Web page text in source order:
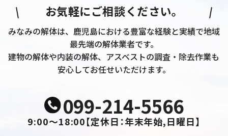
お気軽にご相談ください。
みなみの解体は、鹿児島における豊富な経験と実績で地域
最先端の解体業者です。
建物の解体や内装の解体、アスベストの調査・除去作業も
安心してお任せいただけます。
099-214-5566
9:00～18:00【定休日：年末年始,日曜日】